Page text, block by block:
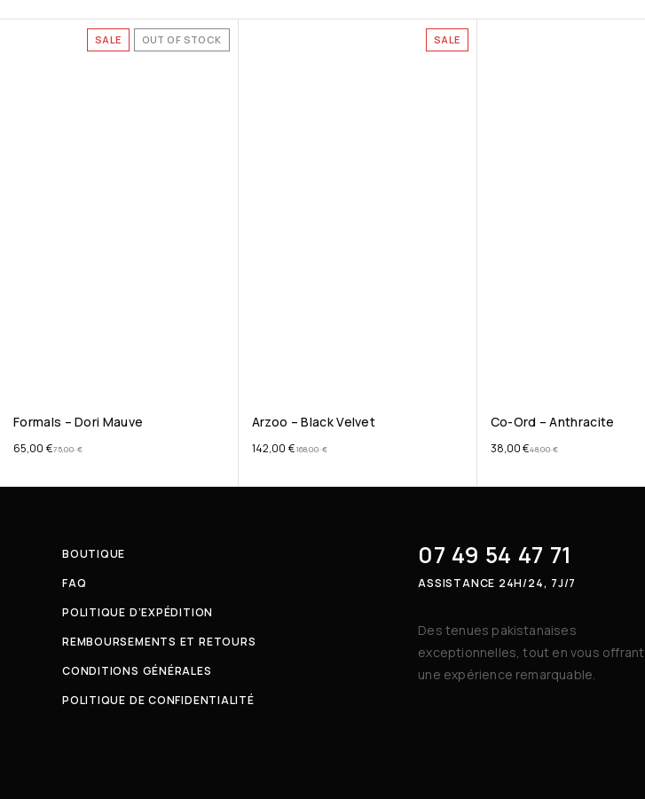
SALE OUT OF STOCK
Formals – Dori Mauve
75,00€
65,00 €
SALE
Arzoo – Black Velvet
168,00€
142,00 €
Co-Ord – Anthracite
48,00€
38,00€
BOUTIQUE
FAQ
POLITIQUE D’EXPÉDITION
REMBOURSEMENTS ET RETOURS
CONDITIONS GÉNÉRALES
POLITIQUE DE CONFIDENTIALITÉ
07 49 54 47 71
ASSISTANCE 24H/24, 7J/7
Des tenues pakistanaises
exceptionnelles, tout en vous offrant
une expérience remarquable.